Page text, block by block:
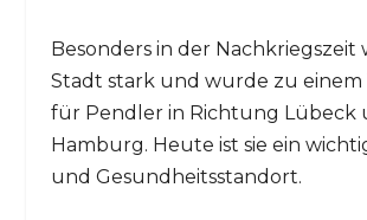
Besonders in der Nachkriegszeit
Stadt stark und wurde zu
für Pendler in Richtung Lübeck
Hamburg. Heute ist sie ein
und Gesundheitsstandort.